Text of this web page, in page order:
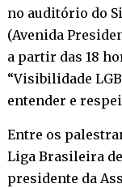
no auditório do
(Avenida
a partir das 18
“Visibilidade
entender e
Entre os
Liga Brasileira
presidente da